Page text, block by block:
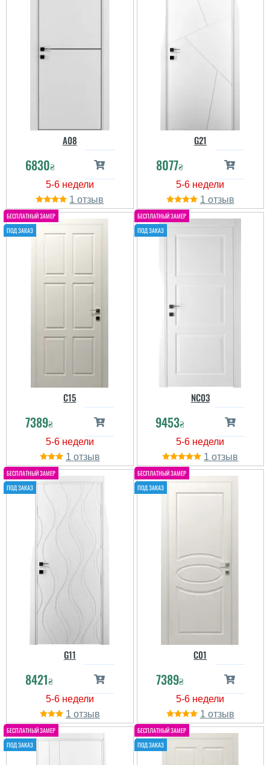
A08
6830₴
1
G21
8077₴
1
C15
7389₴
1
NC03
9453₴
1
G11
8421₴
1
C01
7389₴
1